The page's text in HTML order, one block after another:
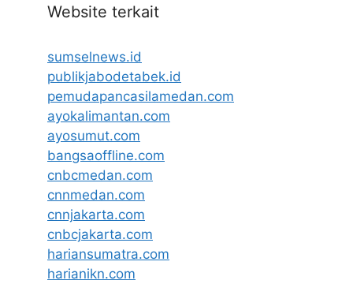
Website terkait
sumselnews.id
publikjabodetabek.id
pemudapancasilamedan.com
ayokalimantan.com
ayosumut.com
bangsaoffline.com
cnbcmedan.com
cnnmedan.com
cnnjakarta.com
cnbcjakarta.com
hariansumatra.com
harianikn.com